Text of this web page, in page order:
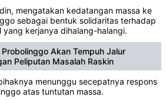
mengatakan kedatangan massa ke
sebagai bentuk solidaritas terhadap
yang kerjanya dihalang-halangi.
Probolinggo Akan Tempuh Jalur
Peliputan Masalah Raskin
menunggu secepatnya respons
atas tuntutan massa.